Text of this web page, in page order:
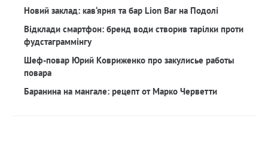
Новий заклад: кав‘ярня та бар Lion Bar на Подолі
Відклади смартфон: бренд води створив тарілки проти
фудстаграммінгу
Шеф-повар Юрий Ковриженко про закулисье работы
повара
Баранина на мангале: рецепт от Марко Черветти